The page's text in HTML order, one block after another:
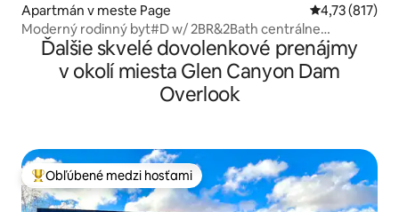
Apartmán v meste Page Priemerné
4,73 (817)
Moderný rodinný byt#D w/ 2BR&2Bath centrálne
umiestnený
Ďalšie skvelé dovolenkové prenájmy
v okolí miesta Glen Canyon Dam
Overlook
Najobľúbenejšie medzi hosťami
Obľúbené medzi hosťami